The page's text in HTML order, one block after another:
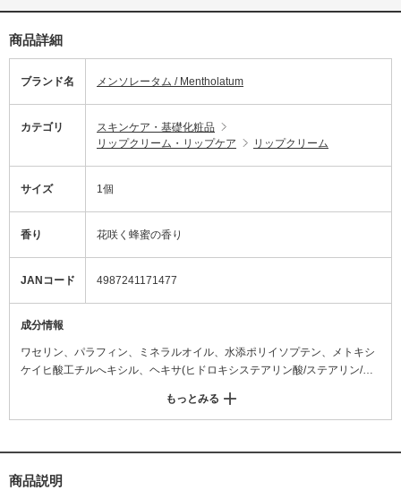
商品詳細
ブランド名 メンソレータム / Mentholatum
カテゴリ
スキンケア・基礎化粧品
リップクリーム・リップケア
リップクリーム
サイズ 1個
香り 花咲く蜂蜜の香り
JANコード 4987241171477
成分情報
ワセリン、パラフィン、ミネラルオイル、水添ポリイソプテン、メトキシ
ケイヒ酸工チルへキシル、ヘキサ(ヒドロキシステアリン酸/ステアリン/ロ
ラウロイルグルタミン酸ジ(オクチルドテシル/フィトステリル/べへニル)、
ジイソステアリン酸ポリグリセリル-2、マカデミアナッツ脂肪酸フィトス
オリーブ果実油、ホホバ種子油、ローヤルゼリーエキス、t-ブチルメトキ
もっとみる
商品説明